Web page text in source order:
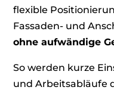
flexible
Fassaden- und
ohne aufwändige
So werden kurze
und Arbeitsabläufe